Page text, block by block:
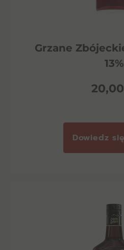
Grzane
13%
20,00
Dowiedz